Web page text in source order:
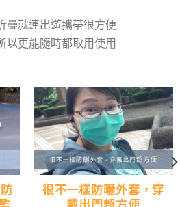
疊就連出遊攜帶很方便
以更能隨時都取用使用
很不一樣防曬外套，穿